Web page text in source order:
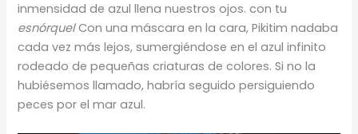
inmensidad de azul llena nuestros ojos. con tu
esnórquelCon una máscara en la cara, Pikitim nadaba
cada vez más lejos, sumergiéndose en el azul infinito
rodeado de pequeñas criaturas de colores. Si no la
hubiésemos llamado, habría seguido persiguiendo
peces por el mar azul.